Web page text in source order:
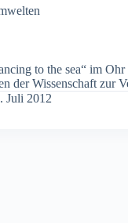
to the sea“ im
der Wissenschaft zur
Juli 2012